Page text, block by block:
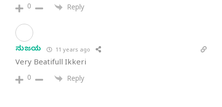
0 Reply
ಸುಜಯ 11 years ago
Very Beatifull Ikkeri
0 Reply